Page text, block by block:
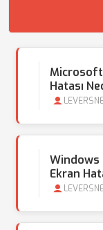
Microsoft
Hatası
Windows
Ekran